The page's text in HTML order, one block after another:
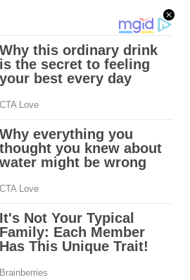
Advertisement